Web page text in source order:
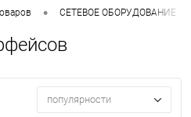
• СЕТЕВОЕ ОБОРУДОВАНИЕ
популярности